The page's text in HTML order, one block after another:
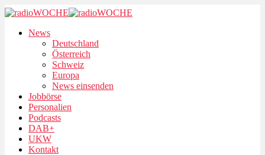
News
Deutschland
Österreich
Schweiz
Europa
News einsenden
Jobbörse
Personalien
Podcasts
DAB+
UKW
Kontakt